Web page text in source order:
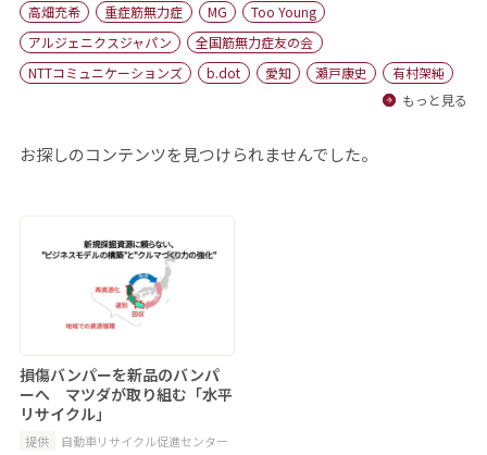
出版物
会社概要
高畑充希 重症筋無力症 MG
Too Young
アルジェニクスジャパン
全国筋無力症友の会
NTTコミュニケーションズ
b.dot 愛知 瀬戸康史
有村架純
もっと見る
お探しのコンテンツを見つけられませんでした。
損傷バンパーを新品のバンパ
ーへ マツダが取り組む「水平
リサイクル」
提供 自動車リサイクル促進センター